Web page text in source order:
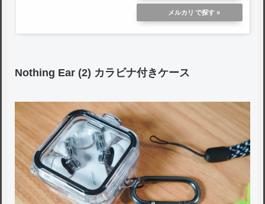
(ブラック)
メルカリ
Nothing Ear (2) カラビナ付きケース